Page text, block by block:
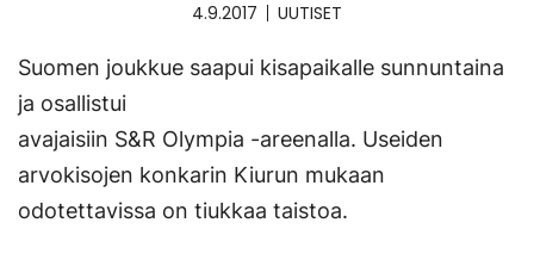
4.9.2017 UUTISET
Suomen joukkue saapui kisapaikalle sunnuntaina
ja osallistui
avajaisiin S&R Olympia -areenalla. Useiden
arvokisojen konkarin Kiurun mukaan
odotettavissa on tiukkaa taistoa.